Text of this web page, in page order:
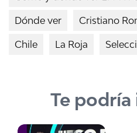
Dónde ver Cristiano
Chile La Roja
Te